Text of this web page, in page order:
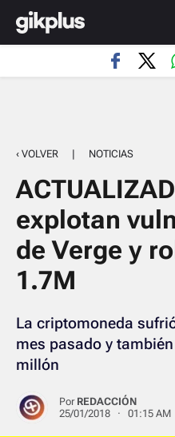
‹ VOLVER | NOTICIAS
explotan
de Verge y
1.7M
La criptomoneda
mes pasado y
millón
Por REDACCIÓN
25/01/2018 · 01:15 AM